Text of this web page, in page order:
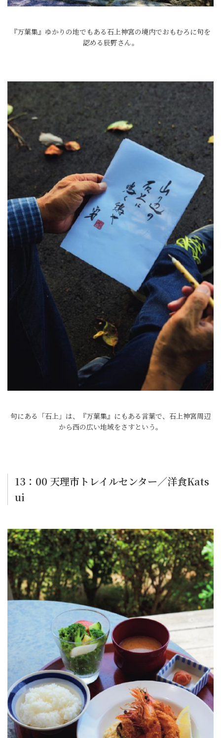
『万葉集』ゆかりの地でもある石上神宮の境内でおもむろに句を
認める辰野さん。
句にある「石上」は、『万葉集』にもある言葉で、石上神宮周辺
から西の広い地域をさすという。
13：00 天理市トレイルセンター／洋食Kats
ui